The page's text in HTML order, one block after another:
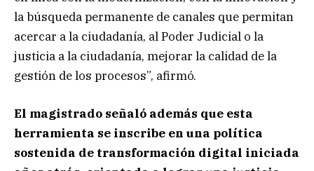
la búsqueda permanente de canales que permitan
acercar a la ciudadanía, al Poder Judicial o la
justicia a la ciudadanía, mejorar la calidad de la
gestión de los procesos”, afirmó.
El magistrado señaló además que esta
herramienta se inscribe en una política
sostenida de transformación digital iniciada